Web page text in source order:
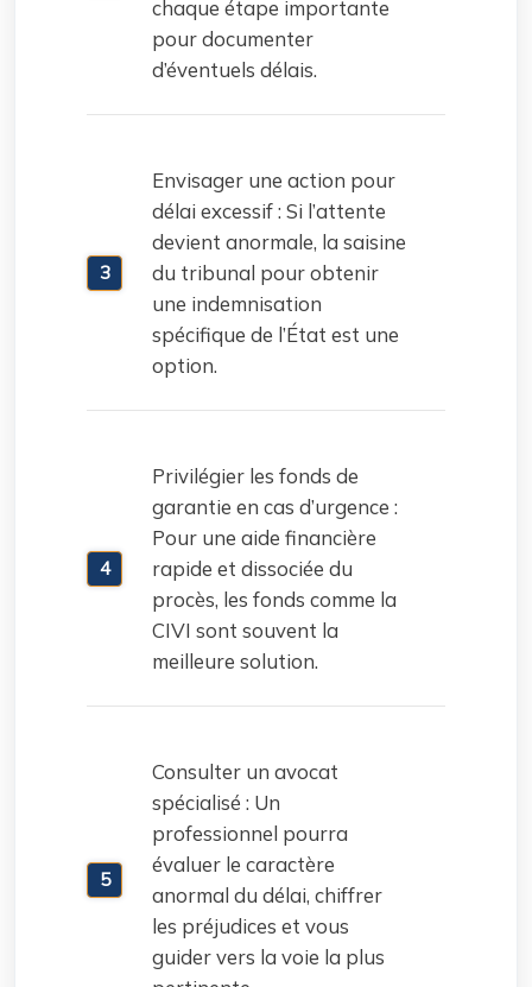
chaque étape importante
pour documenter
d’éventuels délais.
Envisager une action pour
délai excessif : Si l’attente
devient anormale, la saisine
du tribunal pour obtenir
une indemnisation
spécifique de l’État est une
option.
Privilégier les fonds de
garantie en cas d’urgence :
Pour une aide financière
rapide et dissociée du
procès, les fonds comme la
CIVI sont souvent la
meilleure solution.
Consulter un avocat
spécialisé : Un
professionnel pourra
évaluer le caractère
anormal du délai, chiffrer
les préjudices et vous
guider vers la voie la plus